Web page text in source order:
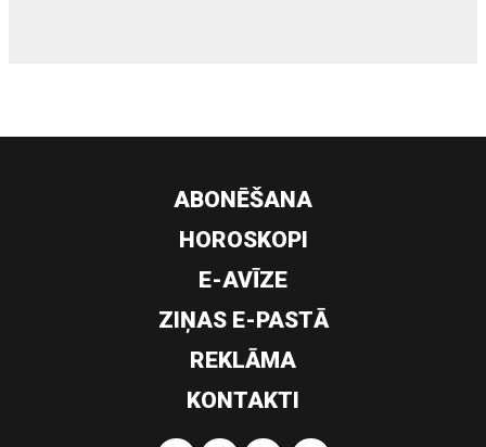
ABONĒŠANA
HOROSKOPI
E-AVĪZE
ZIŅAS E-PASTĀ
REKLĀMA
KONTAKTI